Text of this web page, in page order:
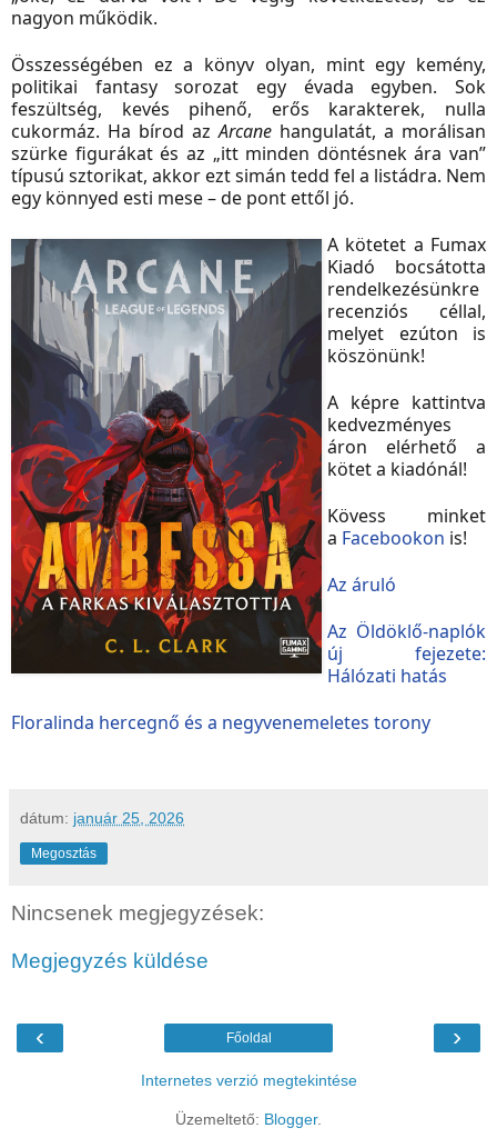
nagyon működik.
Összességében ez a könyv olyan, mint egy kemény,
politikai fantasy sorozat egy évada egyben. Sok
feszültség, kevés pihenő, erős karakterek, nulla
cukormáz. Ha bírod azArcane hangulatát, a morálisan
szürke figurákat és az „itt minden döntésnek ára van”
típusú sztorikat, akkor ezt simán tedd fel a listádra. Nem
egy könnyed esti mese – de pont ettől jó.
A kötetet a Fumax
Kiadó bocsátotta
rendelkezésünkre
recenziós céllal,
melyet ezúton is
köszönünk!
A képre kattintva
kedvezményes
áron elérhető a
kötet a kiadónál!
Kövess minket
a Facebookon is!
Az áruló
Az Öldöklő-naplók
új fejezete:
Hálózati hatás
Floralinda ​hercegnő és a negyvenemeletes torony
dátum: január 25, 2026
Megosztás
Nincsenek megjegyzések:
Megjegyzés küldése
‹ ›
Főoldal
Internetes verzió megtekintése
Üzemeltető: Blogger.